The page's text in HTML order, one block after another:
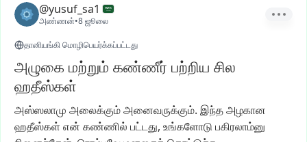
@yusuf_sa1
அண்ணன்•8 ஜூலை
தானியங்கி மொழிபெயர்க்கப்பட்டது
அழுகை மற்றும் கண்ணீர் பற்றிய சில
ஹதீஸ்கள்
அஸ்ஸலாமு அலைக்கும்அனைவருக்கும். இந்தஅழகான
ஹதீஸ்கள் என் கண்ணில் பட்டது, உங்களோடு பகிரலாம்னு